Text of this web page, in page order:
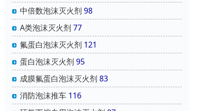
中倍数泡沫灭火剂 98
A类泡沫灭火剂 77
氟蛋白泡沫灭火剂 121
蛋白泡沫灭火剂 95
成膜氟蛋白泡沫灭火剂 83
消防泡沫推车 116